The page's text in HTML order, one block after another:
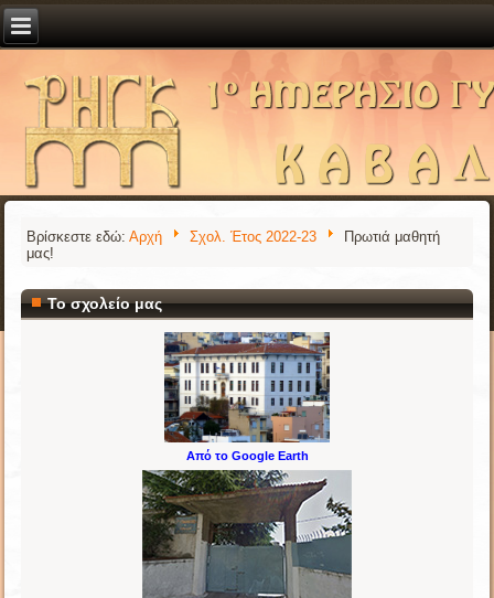
Βρίσκεστε εδώ:Αρχή Σχολ. Έτος 2022-23
Πρωτιά μαθητή
μας!
Το σχολείο μας
Από το Google Earth